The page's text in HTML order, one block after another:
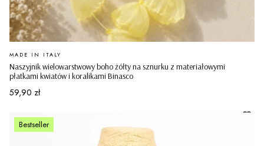
Naszyjnik wielowarstwowy boho żółty na sznurku z materiałowymi
płatkami kwiatów i koralikami Binasco
PRODUCENT
MADE IN ITALY
Cena
59,90 zł
Bestseller